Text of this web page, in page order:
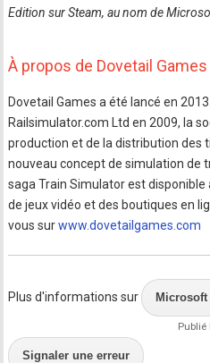
Edition sur Steam, au nom de
À propos de Dovetail Games
Dovetail Games a été lancé en
Railsimulator.com Ltd en 2009, la
production et de la distribution des
nouveau concept de simulation de
saga Train Simulator est
de jeux vidéo et des boutiques en
vous surwww.dovetailgames.com
Plus d'informations sur Microsoft
Publié
Signaler une erreur